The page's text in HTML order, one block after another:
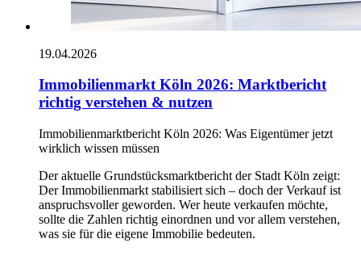
19.04.2026
Immobilienmarkt Köln 2026: Marktbericht
richtig verstehen & nutzen
Immobilienmarktbericht Köln 2026: Was Eigentümer jetzt
wirklich wissen müssen
Der aktuelle Grundstücksmarktbericht der Stadt Köln zeigt:
Der Immobilienmarkt stabilisiert sich – doch der Verkauf ist
anspruchsvoller geworden. Wer heute verkaufen möchte,
sollte die Zahlen richtig einordnen und vor allem verstehen,
was sie für die eigene Immobilie bedeuten.